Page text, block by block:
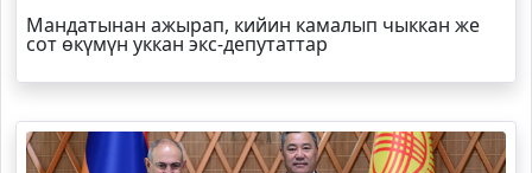
Мандатынан ажырап, кийин камалып чыккан же
сот өкүмүн уккан экс-депутаттар